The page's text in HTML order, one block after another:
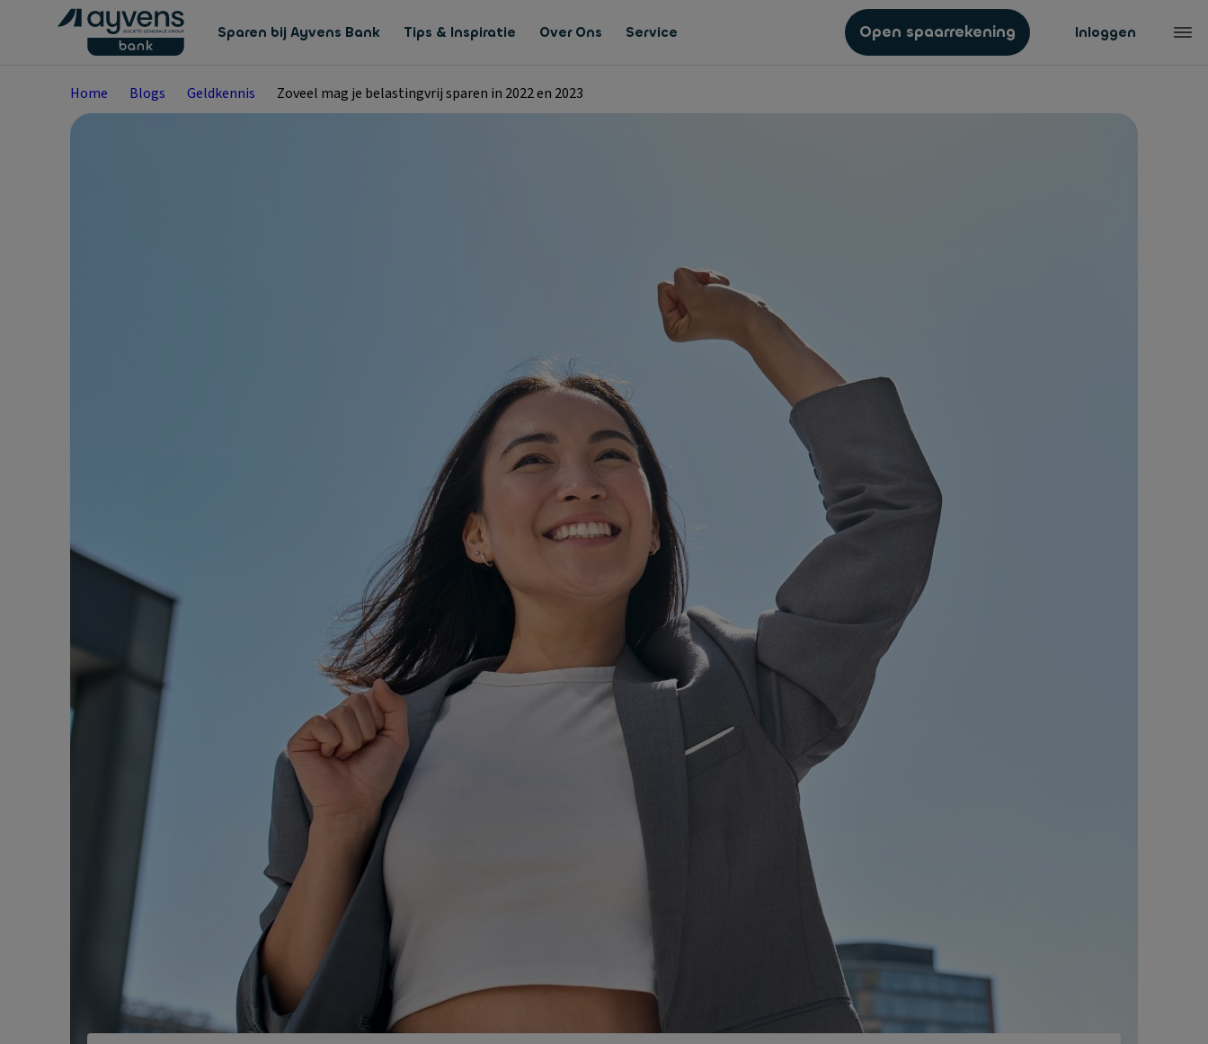
Sparen bij Ayvens Bank Tips & Inspiratie Over Ons Service Open spaarrekening Inloggen
Home Blogs Geldkennis Zoveel mag je belastingvrij sparen in 2022 en 2023